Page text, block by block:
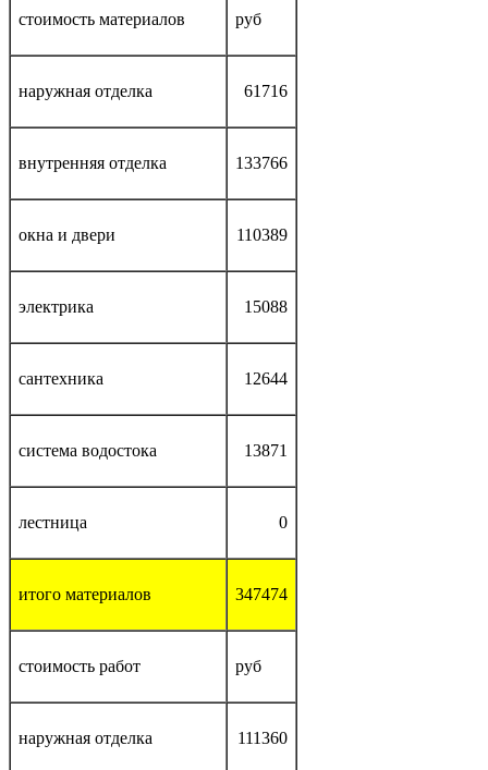
стоимость материалов руб
наружная отделка 61716
внутренняя отделка 133766
окна и двери 110389
электрика 15088
сантехника 12644
система водостока 13871
лестница 0
итого материалов 347474
стоимость работ руб
наружная отделка 111360